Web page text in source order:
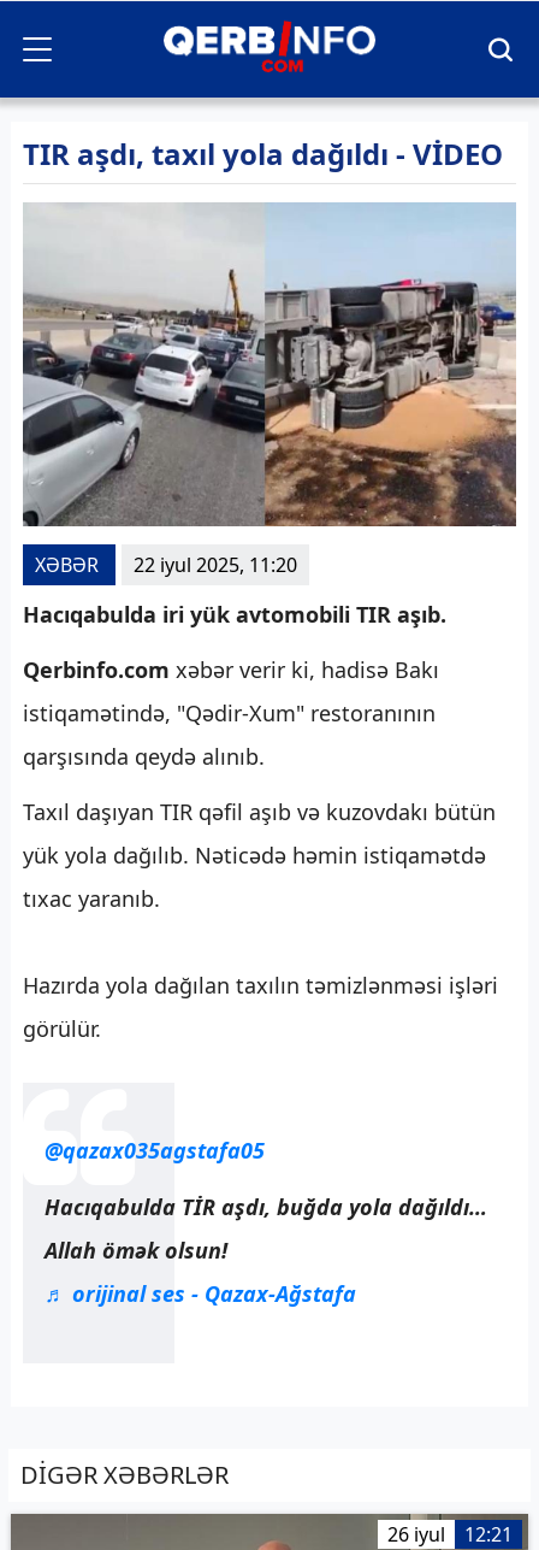
TIR aşdı, taxıl yola dağıldı - VİDEO
XƏBƏR 22 iyul 2025, 11:20
Hacıqabulda iri yük avtomobili TIR aşıb.
Qerbinfo.com xəbər verir ki, hadisə Bakı
istiqamətində, "Qədir-Xum" restoranının
qarşısında qeydə alınıb.
Taxıl daşıyan TIR qəfil aşıb və kuzovdakı bütün
yük yola dağılıb. Nəticədə həmin istiqamətdə
tıxac yaranıb.
Hazırda yola dağılan taxılın təmizlənməsi işləri
görülür.
@qazax035agstafa05
Hacıqabulda TİR aşdı, buğda yola dağıldı…
Allah ömək olsun!
♬ orijinal ses - Qazax-Ağstafa
DİGƏR XƏBƏRLƏR
26 iyul 12:21